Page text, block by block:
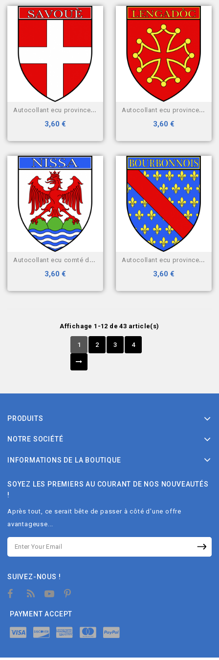
autocollant ecu province de...
3,60 €
autocollant ecu province du...
3,60 €
autocollant ecu comté de nice
3,60 €
autocollant ecu province du...
3,60 €
Affichage 1-12 de 43 article(s)
1 2 3 4
PRODUITS
NOTRE SOCIÉTÉ
INFORMATIONS DE LA BOUTIQUE
SOYEZ LES PREMIERS AU COURANT DE NOS NOUVEAUTÉS
!
Après tout, ce serait bête de passer à côté d'une offre
avantageuse...
SUIVEZ-NOUS !
PAYMENT ACCEPT